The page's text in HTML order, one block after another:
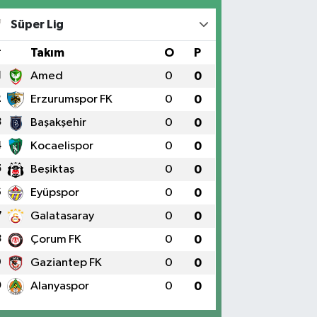
Süper Lig
Takım O P
Amed 0 0
Erzurumspor FK 0 0
Başakşehir 0 0
Kocaelispor 0 0
Beşiktaş 0 0
Eyüpspor 0 0
Galatasaray 0 0
Çorum FK 0 0
Gaziantep FK 0 0
Alanyaspor 0 0